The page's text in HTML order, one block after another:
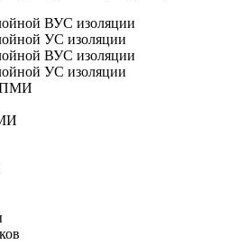
ВУС изоляции
УС изоляции
ВУС изоляции
УС изоляции